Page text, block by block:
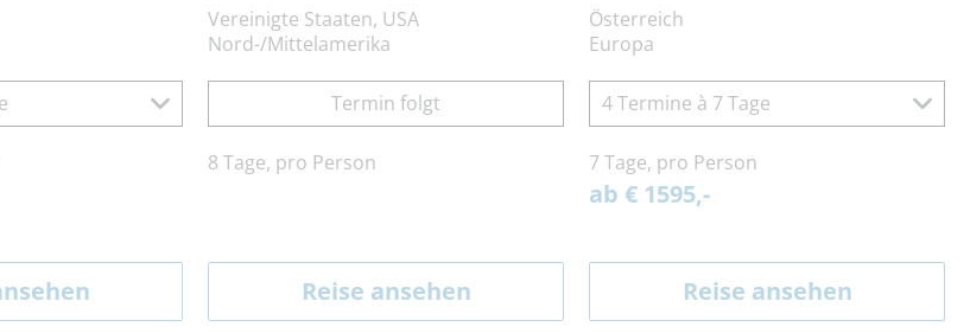
Vereinigte Staaten, USA
Nord-/Mittelamerika
Termin folgt
8 Tage, pro Person
Reise ansehen
Österreich
Europa
4 Termine à 7 Tage
7 Tage, pro Person
ab € 1595,-
Reise ansehen